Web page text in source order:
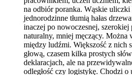
na odbiór poranka. Wąskie uliczki
jednorodzinne tłumią hałas
inaczej po nowoczesnej, szerokiej
naturalny, mniej męczący. Można
między ludźmi. Większość z nich
głową, czasem kilka prostych
deklaracjach, ale na
odległość czy logistykę. Chodzi